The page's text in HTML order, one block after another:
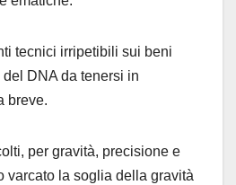
tecnici irripetibili sui beni
DNA da tenersi in
breve.
per gravità, precisione e
varcato la soglia della gravità